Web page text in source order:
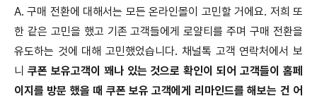
A. 구매 전환에 대해서는 모든 온라인몰이 고민할 거에요. 저희 또
한 같은 고민을 했고 기존 고객들에게 로얄티를 주며 구매 전환을
유도하는 것에 대해 고민했었습니다. 채널톡 고객 연락처에서 보
니 쿠폰 보유고객이 꽤나 있는 것으로 확인이 되어 고객들이 홈페
이지를 방문 했을 때 쿠폰 보유 고객에게 리마인드를 해보는 건 어